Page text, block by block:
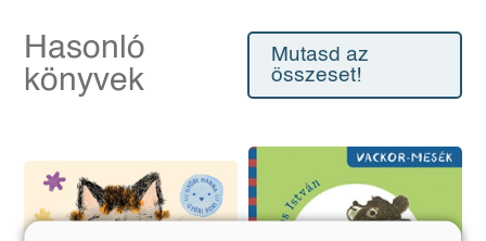
Hasonló
könyvek
Mutasd az
összeset!